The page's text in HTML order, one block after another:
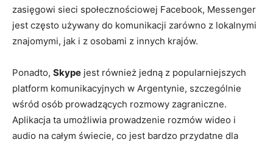
zasięgowi sieci społecznościowej Facebook, Messenger
jest często używany do komunikacji zarówno z lokalnymi
znajomymi, jak i z osobami z innych krajów.
Ponadto, Skype jest również jedną z popularniejszych
platform komunikacyjnych w Argentynie, szczególnie
wśród osób prowadzących rozmowy zagraniczne.
Aplikacja ta umożliwia prowadzenie rozmów wideo i
audio na całym świecie, co jest bardzo przydatne dla